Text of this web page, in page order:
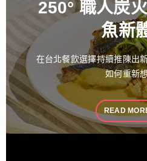
流轉描繪時
桶工藝經典
中秋佳節向來是傳遞情誼與
持百年製
READ